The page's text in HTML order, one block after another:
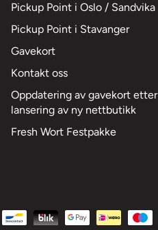
Pickup Point i Oslo / Sandvika
Pickup Point i Stavanger
Gavekort
Kontakt oss
Oppdatering av gavekort etter
lansering av ny nettbutikk
Fresh Wort Festpakke